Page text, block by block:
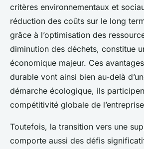
critères environnementaux et
réduction des coûts sur le long
grâce à l’optimisation des
diminution des déchets, constitue
économique majeur. Ces
durable vont ainsi bien au-delà
démarche écologique, ils
compétitivité globale de
Toutefois, la transition vers une
comporte aussi des défis